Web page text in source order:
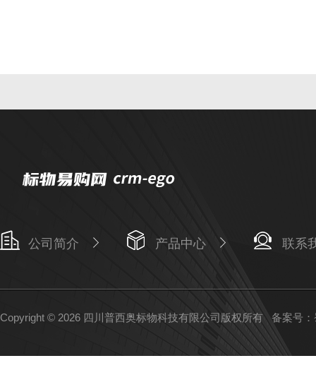
公司简介 产品中心 联系
Copyright © 2026 四川普西奥标物科技有限公司版权所有 备案号：